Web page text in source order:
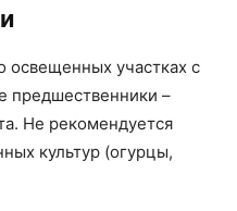
участках с
предшественники –
Не рекомендуется
культур (огурцы,